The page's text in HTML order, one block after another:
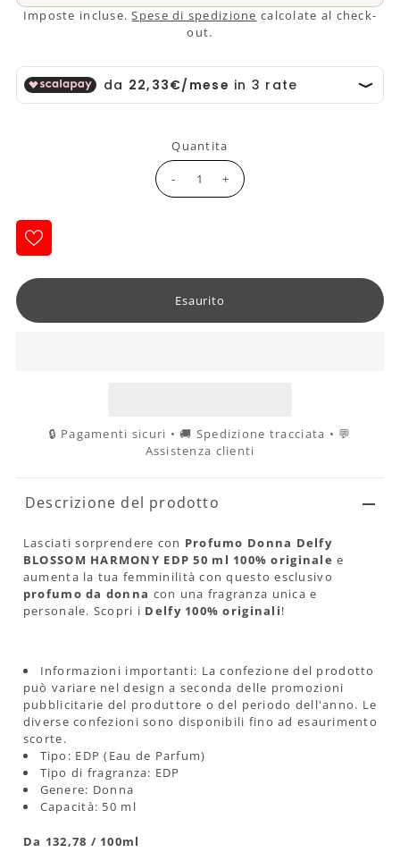
Imposte incluse.Spese di spedizione calcolate al check-
out.
Quantita
- +
🔒 Pagamenti sicuri • 🚚 Spedizione tracciata • 💬
Assistenza clienti
Descrizione del prodotto
Lasciati sorprendere con Profumo Donna Delfy
BLOSSOM HARMONY EDP 50 ml 100% originale e
aumenta la tua femminilità con questo esclusivo
profumo da donna con una fragranza unica e
personale. Scopri i Delfy 100% originali!
Informazioni importanti: La confezione del prodotto
può variare nel design a seconda delle promozioni
pubblicitarie del produttore o del periodo dell'anno. Le
diverse confezioni sono disponibili fino ad esaurimento
scorte.
Tipo: EDP (Eau de Parfum)
Tipo di fragranza: EDP
Genere: Donna
Capacità: 50 ml
Da 132,78 / 100ml